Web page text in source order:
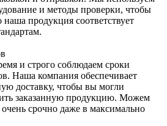
и методы проверки, чтобы
наша продукция соответствует
и строго соблюдаем сроки
Наша компания обеспечивает
доставку, чтобы вы могли
заказанную продукцию. Можем
срочно даже в максимально